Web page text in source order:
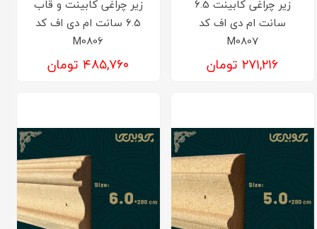
زیر چراغی کابینت 6.5
سانت ام دی اف کد
M0807
۲۷۱,۲۱۶ تومان
زیر چراغی کابینت و قاب
6.5 سانت ام دی اف کد
M0806
۴۸۵,۷۶۰ تومان